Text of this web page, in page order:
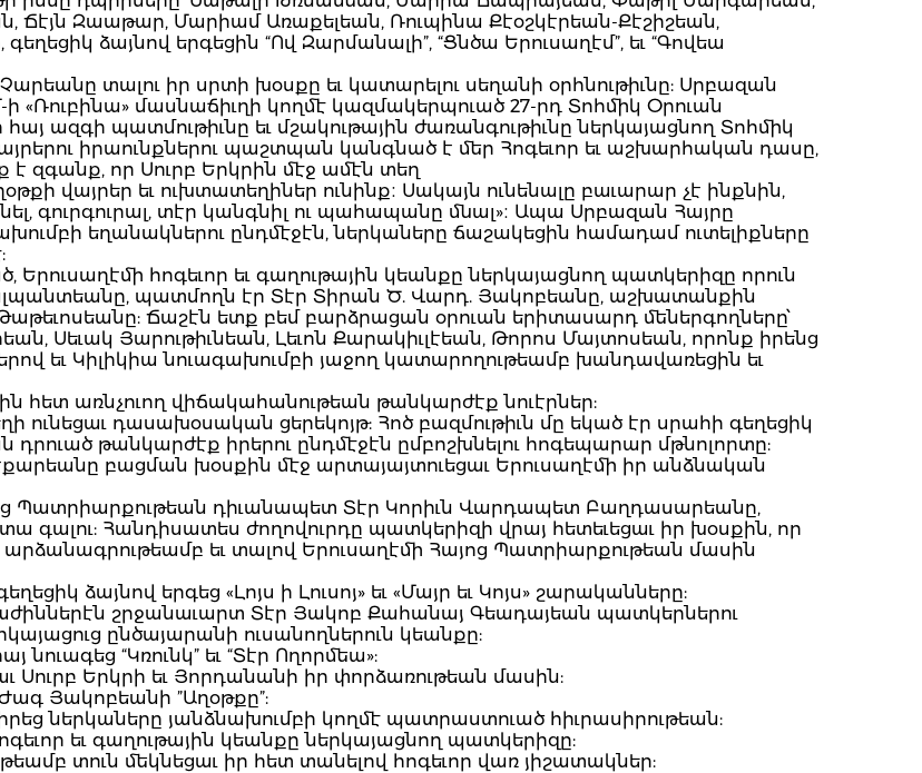
Ճէյն Զաաթար, Մարիամ Առաքելեան, Ռուպինա Քէօշկէրեան-Քէշիշեան,
ձայնով երգեցին “Ով Զարմանալի”, “Ցնծա Երուսաղէմ”, եւ “Գովեա
տալու իր սրտի խօսքը եւ կատարելու սեղանի օրհնութիւնը: Սրբազան
«Ռուբինա» մասնաճիւղի կողմէ կազմակերպուած 27-րդ Տոհմիկ Օրուան
հայ ազգի պատմութիւնը եւ մշակութային ժառանգութիւնը ներկայացնող Տոհմիկ
իրաունքներու պաշտպան կանգնած է մեր Հոգեւոր եւ աշխարհական դասը,
զգանք, որ Սուրբ Երկրին մէջ ամէն տեղ
վայրեր եւ ուխտատեղիներ ունինք։ Սակայն ունենալը բաւարար չէ ինքնին,
գուրգուրալ, տէր կանգնիլ ու պահապանը մնալ»։ Ապա Սրբազան Հայրը
եղանակներու ընդմէջէն, ներկաները ճաշակեցին համադամ ուտելիքները
Երուսաղէմի հոգեւոր եւ գաղութային կեանքը ներկայացնող պատկերիզը որուն
պատմողն էր Տէր Տիրան Ծ. Վարդ. Յակոբեանը, աշխատանքին
Ճաշէն ետք բեմ բարձրացան օրուան երիտասարդ մեներգողները՝
Սեւակ Յարութիւնեան, Լեւոն Քարակիւլէեան, Թորոս Մայտոսեան, որոնք իրենց
եւ Կիլիկիա նուագախումբի յաջող կատարողութեամբ խանդավառեցին եւ
հետ առնչուող վիճակահանութեան թանկարժէք նուէրներ:
ունեցաւ դասախօսական ցերեկոյթ: Հոծ բազմութիւն մը եկած էր սրահի գեղեցիկ
դրուած թանկարժէք իրերու ընդմէջէն ըմբոշխնելու հոգեպարար մթնոլորտը:
բացման խօսքին մէջ արտայայտուեցաւ Երուսաղէմի իր անձնական
Պատրիարքութեան դիւանապետ Տէր Կորիւն Վարդապետ Բաղդասարեանը,
գալու: Հանդիսատես ժողովուրդը պատկերիզի վրայ հետեւեցաւ իր խօսքին, որ
եւ տալով Երուսաղէմի Հայոց Պատրիարքութեան մասին
ձայնով երգեց «Լոյս ի Լուսոյ» եւ «Մայր եւ Կոյս» շարականները:
շրջանաւարտ Տէր Յակոբ Քահանայ Գեադայեան պատկերներու
ընծայարանի ուսանողներուն կեանքը:
“Կռունկ” եւ “Տէր Ողորմեա»:
Սուրբ Երկրի եւ Յորդանանի իր փորձառութեան մասին:
Յակոբեանի ”Աղօթքը”:
ներկաները յանձնախումբի կողմէ պատրաստուած հիւրասիրութեան:
եւ գաղութային կեանքը ներկայացնող պատկերիզը:
տուն մեկնեցաւ իր հետ տանելով հոգեւոր վառ յիշատակներ: